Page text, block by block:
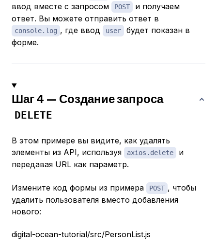
ввод вместе с запросом
POST
и получаем
ответ. Вы можете отправить ответ в
console.log , где ввод user
будет показан в
форме.
Шаг 4 — Создание запроса
DELETE
В этом примере вы видите, как удалять
элементы из API, используя
axios.delete
и
передавая URL как параметр.
Измените код формы из примера POST , чтобы
удалить пользователя вместо добавления
нового:
digital-ocean-tutorial/src/PersonList.js